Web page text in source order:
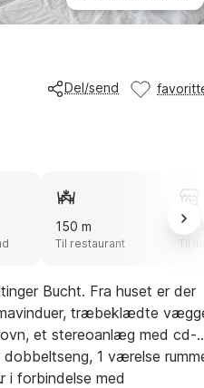
Del/send
150 m
Til restaurant
2,0
Til
Bucht. Fra huset er der
træbeklædte
et stereoanlæg med cd-
1 værelse
i forbindelse med